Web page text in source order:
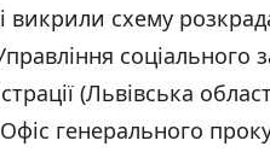
викрили схему
соціального
(Львівська
Офіс генерального